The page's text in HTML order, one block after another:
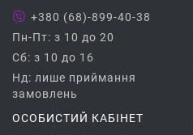
+380 (68)-899-40-38
Пн-Пт: з 10 до 20
Сб: з 10 до 16
Нд: лише приймання
замовлень
ОСОБИСТИЙ КАБІНЕТ